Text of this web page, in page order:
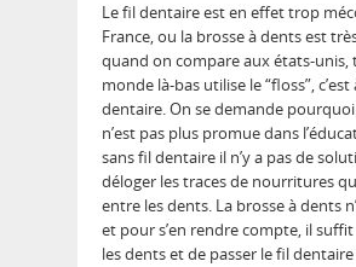
Le fil dentaire est en effet trop
France, ou la brosse à dents est
quand on compare aux états-unis,
monde là-bas utilise le “floss”,
dentaire. On se demande pourquoi
n’est pas plus promue dans
sans fil dentaire il n’y a pas de
déloger les traces de nourritures
entre les dents. La brosse à dents
et pour s’en rendre compte, il
les dents et de passer le fil